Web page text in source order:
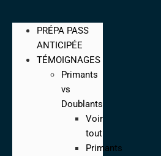
PRÉPA PASS
ANTICIPÉE
TÉMOIGNAGES
Primants
vs
Doublants
Voir
tout
Primants